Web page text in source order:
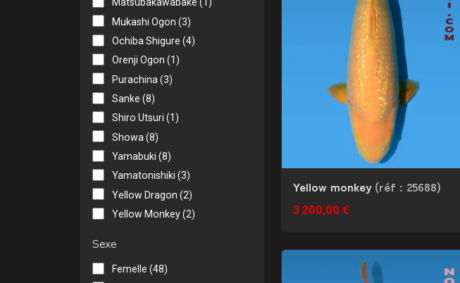
Mukashi Ogon (3)
Ochiba Shigure (4)
Orenji Ogon (1)
Purachina (3)
Sanke (8)
Shiro Utsuri (1)
Showa (8)
Yamabuki (8)
Yamatonishiki (3)
Yellow Dragon (2)
Yellow Monkey (2)
Sexe
Femelle (48)
Yellow monkey (réf : 25688)
3 200,00 €